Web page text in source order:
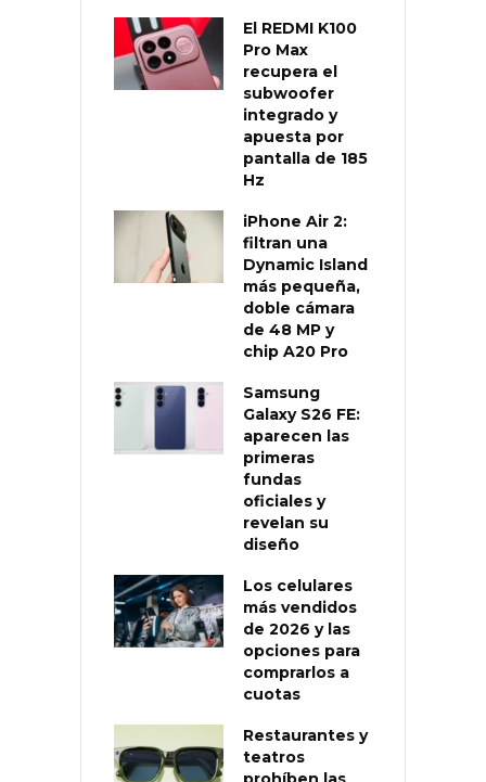
El REDMI K100
Pro Max
recupera el
subwoofer
integrado y
apuesta por
pantalla de 185
Hz
iPhone Air 2:
filtran una
Dynamic Island
más pequeña,
doble cámara
de 48 MP y
chip A20 Pro
Samsung
Galaxy S26 FE:
aparecen las
primeras
fundas
oficiales y
revelan su
diseño
Los celulares
más vendidos
de 2026 y las
opciones para
comprarlos a
cuotas
Restaurantes y
teatros